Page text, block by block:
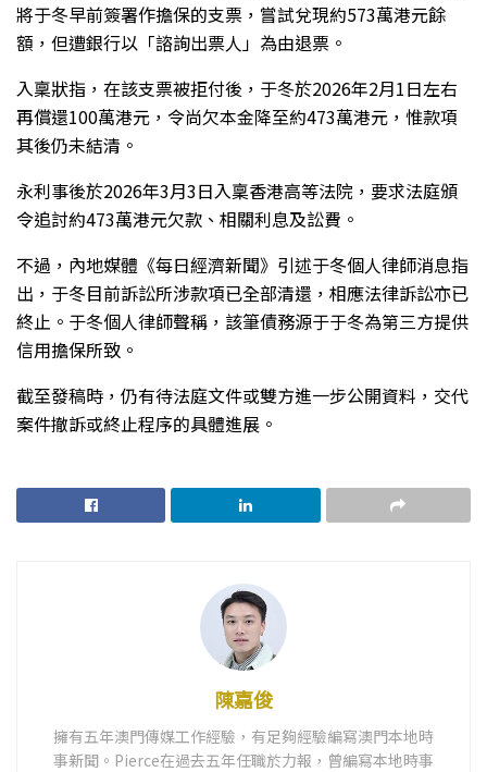
將于冬早前簽署作擔保的支票，嘗試兌現約573萬港元餘
額，但遭銀行以「諮詢出票人」為由退票。
入稟狀指，在該支票被拒付後，于冬於2026年2月1日左右
再償還100萬港元，令尚欠本金降至約473萬港元，惟款項
其後仍未結清。
永利事後於2026年3月3日入稟香港高等法院，要求法庭頒
令追討約473萬港元欠款、相關利息及訟費。
不過，內地媒體《每日經濟新聞》引述于冬個人律師消息指
出，于冬目前訴訟所涉款項已全部清還，相應法律訴訟亦已
終止。于冬個人律師聲稱，該筆債務源于于冬為第三方提供
信用擔保所致。
截至發稿時，仍有待法庭文件或雙方進一步公開資料，交代
案件撤訴或終止程序的具體進展 。
陳嘉俊
擁有五年澳門傳媒工作經驗，有足夠經驗編寫澳門本地時
事新聞。Pierce在過去五年任職於力報，曾編寫本地時事